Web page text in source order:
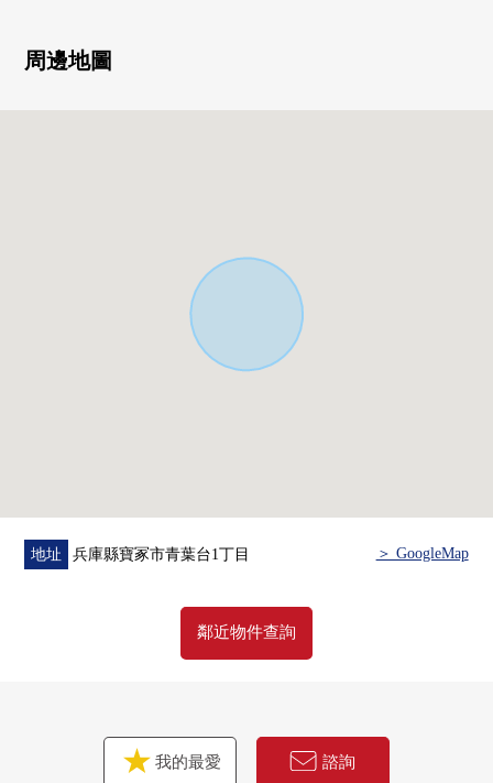
周邊地圖
地址 兵庫縣寶冢市青葉台1丁目 ＞ GoogleMap
鄰近物件查詢
我的最愛 諮詢